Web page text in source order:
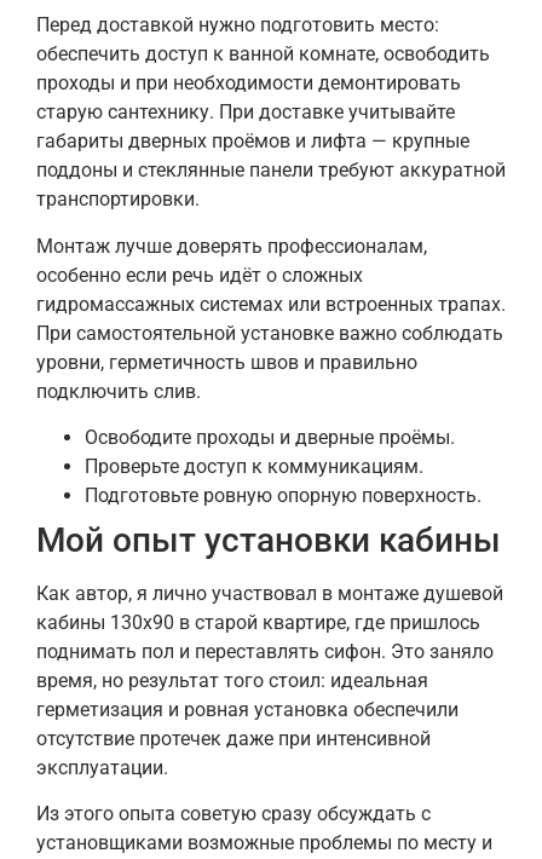
Перед доставкой нужно подготовить место:
обеспечить доступ к ванной комнате, освободить
проходы и при необходимости демонтировать
старую сантехнику. При доставке учитывайте
габариты дверных проёмов и лифта — крупные
поддоны и стеклянные панели требуют аккуратной
транспортировки.
Монтаж лучше доверять профессионалам,
особенно если речь идёт о сложных
гидромассажных системах или встроенных трапах.
При самостоятельной установке важно соблюдать
уровни, герметичность швов и правильно
подключить слив.
Освободите проходы и дверные проёмы.
Проверьте доступ к коммуникациям.
Подготовьте ровную опорную поверхность.
Мой опыт установки кабины
Как автор, я лично участвовал в монтаже душевой
кабины 130х90 в старой квартире, где пришлось
поднимать пол и переставлять сифон. Это заняло
время, но результат того стоил: идеальная
герметизация и ровная установка обеспечили
отсутствие протечек даже при интенсивной
эксплуатации.
Из этого опыта советую сразу обсуждать с
установщиками возможные проблемы по месту и